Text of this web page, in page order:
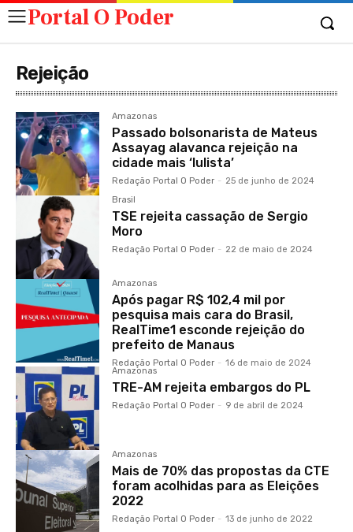
Portal O Poder
Rejeição
Amazonas
Passado bolsonarista de Mateus
Assayag alavanca rejeição na
cidade mais ‘lulista’
Redação Portal O Poder - 25 de junho de 2024
Brasil
TSE rejeita cassação de Sergio
Moro
Redação Portal O Poder - 22 de maio de 2024
Amazonas
Após pagar R$ 102,4 mil por
pesquisa mais cara do Brasil,
RealTime1 esconde rejeição do
prefeito de Manaus
Redação Portal O Poder - 16 de maio de 2024
Amazonas
TRE-AM rejeita embargos do PL
Redação Portal O Poder - 9 de abril de 2024
Amazonas
Mais de 70% das propostas da CTE
foram acolhidas para as Eleições
2022
Redação Portal O Poder - 13 de junho de 2022